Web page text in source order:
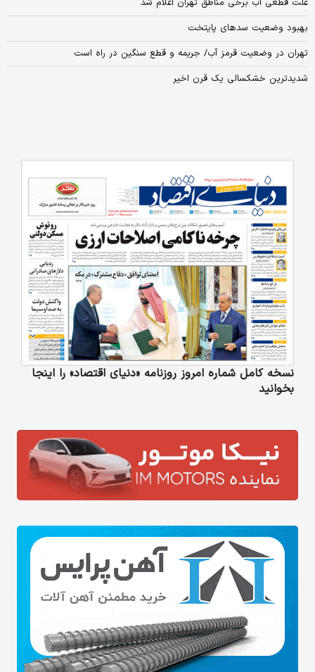
علت قطعی آب برخی مناطق تهران اعلام شد
بهبود وضعیت سدهای پایتخت
تهران در وضعیت قرمز آب/ جریمه و قطع سنگین در راه است
شدیدترین خشکسالی یک قرن اخیر
نسخه کامل شماره امروز روزنامه «دنیای‌ اقتصاد» را اینجا
بخوانید